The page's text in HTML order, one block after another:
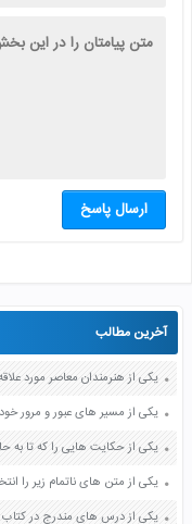
ارسال پاسخ
آخرین مطالب
یکی از مسیر های عبور و مرور